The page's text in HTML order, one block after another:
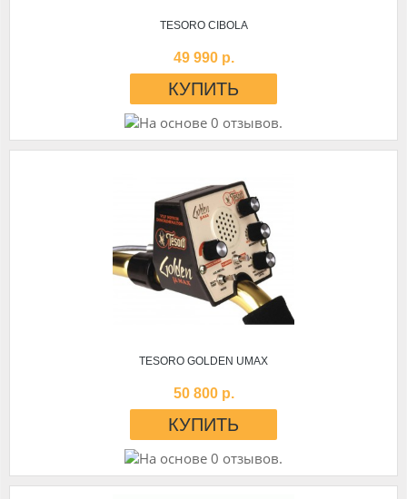
TESORO CIBOLA
49 990 р.
TESORO GOLDEN UMAX
50 800 р.